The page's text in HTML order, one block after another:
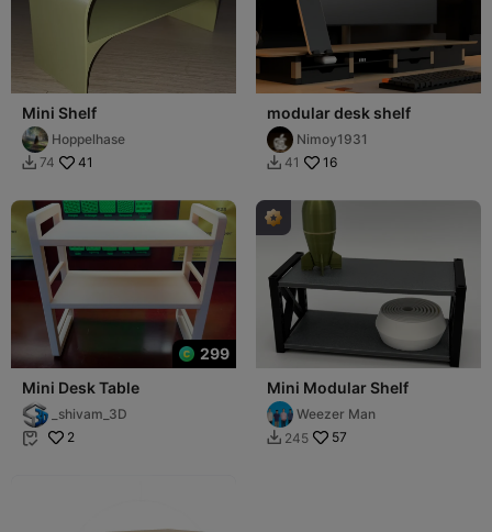
Mini Shelf
Hoppelhase
 74 41
modular desk shelf
Nimoy1931
 41 16
299
Mini Desk Table
_shivam_3D
 2
Mini Modular Shelf
Weezer Man
 245 57